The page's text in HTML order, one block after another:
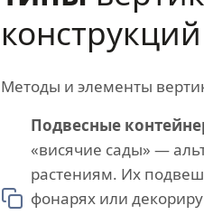
конструкций
Методы и элементы
Подвесные
«висячие сады» —
растениям. Их
фонарях или